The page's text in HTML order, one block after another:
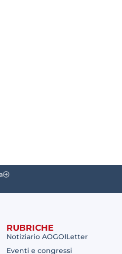
RUBRICHE
Notiziario AOGOILetter
Eventi e congressi